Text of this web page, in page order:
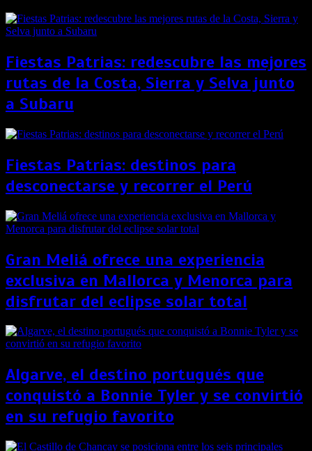
Fiestas Patrias: redescubre las mejores
rutas de la Costa, Sierra y Selva junto
a Subaru
Fiestas Patrias: destinos para
desconectarse y recorrer el Perú
Gran Meliá ofrece una experiencia
exclusiva en Mallorca y Menorca para
disfrutar del eclipse solar total
Algarve, el destino portugués que
conquistó a Bonnie Tyler y se convirtió
en su refugio favorito